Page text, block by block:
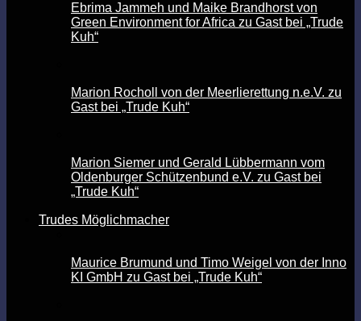
Ebrima Jammeh und Maike Brandhorst von
Green Environment for Africa zu Gast bei „Trude
Kuh“
Marion Rocholl von der Meerlierettung n.e.V. zu
Gast bei „Trude Kuh“
Marion Siemer und Gerald Lübbermann vom
Oldenburger Schützenbund e.V. zu Gast bei
„Trude Kuh“
Trudes Möglichmacher
Maurice Brumund und Timo Weigel von der Inno
KI GmbH zu Gast bei „Trude Kuh“